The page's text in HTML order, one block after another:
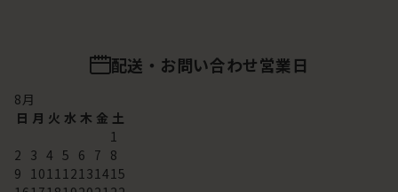
配送・お問い合わせ営業日
8 月
日 月 火 水 木 金 土
1
2 3 4 5 6 7 8
9
10 11 12 13 14 15